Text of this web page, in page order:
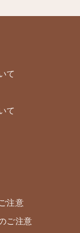
て
て
注意
ご注意